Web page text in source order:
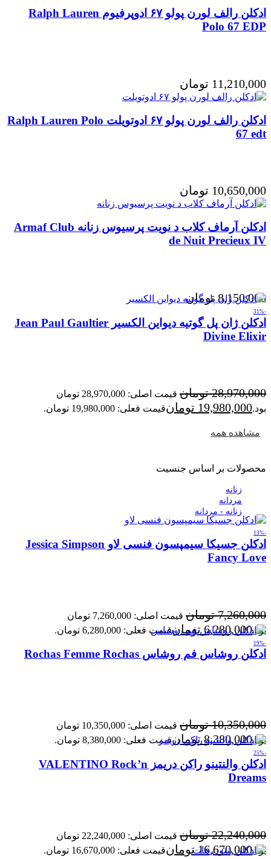
ادکلن رالف لورن پولو ۶۷ ادوپرفیوم Ralph Lauren
Polo 67 EDP
11,210,000 تومان
ادکلن رالف لورن پولو ۶۷ ادوتویلت Ralph Lauren Polo
67 edt
10,650,000 تومان
ادکلن آرماف کلاب د نویت پرسیوس زنانه Armaf Club
de Nuit Precieux IV
8,150,000 تومان
-31%
ادکلن ژان پل گوتیه دیواین الکسیر Jean Paul Gaultier
Divine Elixir
28,970,000 تومان
قیمت اصلی: 28,970,000 تومان
بود.19,980,000 تومانقیمت فعلی: 19,980,000 تومان.
مشاهده همه
محصولات بر اساس جنسیت
زنانه
مردانه
زنانه - مردانه
-13%
ادکلن جسیکا سیمپسون فنسی لاو Jessica Simpson
Fancy Love
7,260,000 تومان
قیمت اصلی: 7,260,000 تومان
بود.6,280,000 تومانقیمت فعلی: 6,280,000 تومان.
-19%
ادکلن روشاس فم روشاس Rochas Femme Rochas
10,350,000 تومان
قیمت اصلی: 10,350,000 تومان
بود.8,380,000 تومانقیمت فعلی: 8,380,000 تومان.
-25%
ادکلن والنتینو راکن دریمز VALENTINO Rock’n
Dreams
22,240,000 تومان
قیمت اصلی: 22,240,000 تومان
بود.16,670,000 تومانقیمت فعلی: 16,670,000 تومان.